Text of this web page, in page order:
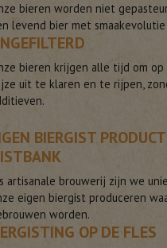
bieren worden niet
levend bier met
bieren krijgen alle tijd om
uit te klaren en te rijpen,
BIERGIST
artisanale brouwerij zijn we
eigen biergist produceren
worden.
OP DE FLES